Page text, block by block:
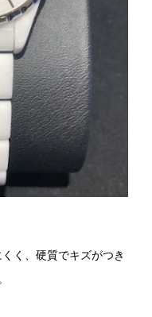
く、硬質でキズがつき